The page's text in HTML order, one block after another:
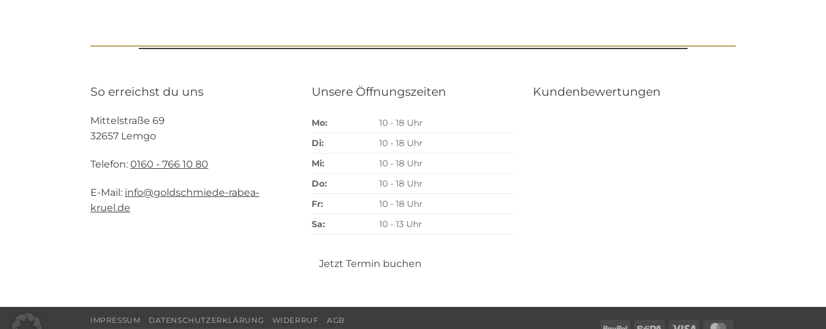
So erreichst du uns
Mittelstraße 69
32657 Lemgo
Telefon: 0160 - 766 10 80
E-Mail: info@goldschmiede-rabea-
kruel.de
Unsere Öffnungszeiten
Mo:
10 - 18 Uhr
Di:
10 - 18 Uhr
Mi:
10 - 18 Uhr
Do:
10 - 18 Uhr
Fr:
10 - 18 Uhr
Sa:
10 - 13 Uhr
Jetzt Termin buchen
Kundenbewertungen
IMPRESSUM DATENSCHUTZERKLÄRUNG WIDERRUF AGB